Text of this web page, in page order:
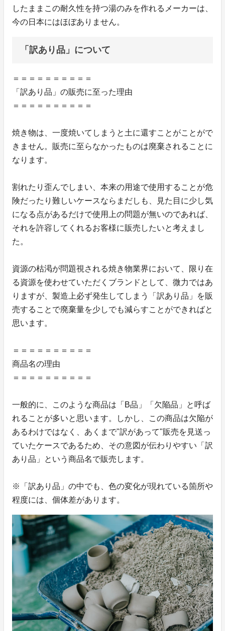
したままこの耐久性を持つ湯のみを作れるメーカーは、
今の日本にはほぼありません。
「訳あり品」について
＝＝＝＝＝＝＝＝＝＝
「訳あり品」の販売に至った理由
＝＝＝＝＝＝＝＝＝＝
焼き物は、一度焼いてしまうと土に還すことがことがで
きません。販売に至らなかったものは廃棄されることに
なります。
割れたり歪んでしまい、本来の用途で使用することが危
険だったり難しいケースならまだしも、見た目に少し気
になる点があるだけで使用上の問題が無いのであれば、
それを許容してくれるお客様に販売したいと考えまし
た。
資源の枯渇が問題視される焼き物業界において、限り在
る資源を使わせていただくブランドとして、微力ではあ
りますが、製造上必ず発生してしまう「訳あり品」を販
売することで廃棄量を少しでも減らすことができればと
思います。
＝＝＝＝＝＝＝＝＝＝
商品名の理由
＝＝＝＝＝＝＝＝＝＝
一般的に、このような商品は「B品」「欠陥品」と呼ば
れることが多いと思います。しかし、この商品は欠陥が
あるわけではなく、あくまで"訳があって"販売を見送っ
ていたケースであるため、その意図が伝わりやすい「訳
あり品」という商品名で販売します。
※「訳あり品」の中でも、色の変化が現れている箇所や
程度には、個体差があります。